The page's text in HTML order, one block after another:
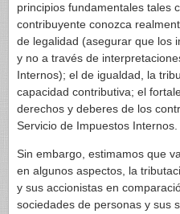
principios fundamentales tales
contribuyente conozca
de legalidad (asegurar que los
y no a través de
Internos); el de igualdad, la
capacidad contributiva; el
derechos y deberes de los
Servicio de Impuestos Internos.
Sin embargo, estimamos que
en algunos aspectos, la
y sus accionistas en
sociedades de personas y sus